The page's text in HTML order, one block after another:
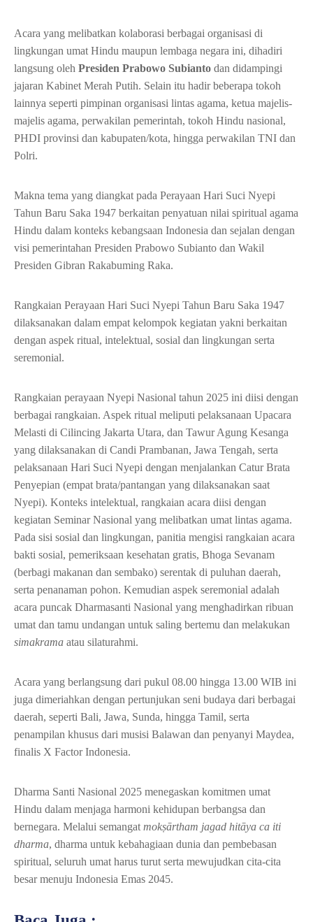
Acara yang melibatkan kolaborasi berbagai organisasi di
lingkungan umat Hindu maupun lembaga negara ini, dihadiri
langsung oleh Presiden Prabowo Subianto dan didampingi
jajaran Kabinet Merah Putih. Selain itu hadir beberapa tokoh
lainnya seperti pimpinan organisasi lintas agama, ketua majelis-
majelis agama, perwakilan pemerintah, tokoh Hindu nasional,
PHDI provinsi dan kabupaten/kota, hingga perwakilan TNI dan
Polri.
Makna tema yang diangkat pada Perayaan Hari Suci Nyepi
Tahun Baru Saka 1947 berkaitan penyatuan nilai spiritual agama
Hindu dalam konteks kebangsaan Indonesia dan sejalan dengan
visi pemerintahan Presiden Prabowo Subianto dan Wakil
Presiden Gibran Rakabuming Raka.
Rangkaian Perayaan Hari Suci Nyepi Tahun Baru Saka 1947
dilaksanakan dalam empat kelompok kegiatan yakni berkaitan
dengan aspek ritual, intelektual, sosial dan lingkungan serta
seremonial.
Rangkaian perayaan Nyepi Nasional tahun 2025 ini diisi dengan
berbagai rangkaian. Aspek ritual meliputi pelaksanaan Upacara
Melasti di Cilincing Jakarta Utara, dan Tawur Agung Kesanga
yang dilaksanakan di Candi Prambanan, Jawa Tengah, serta
pelaksanaan Hari Suci Nyepi dengan menjalankan Catur Brata
Penyepian (empat brata/pantangan yang dilaksanakan saat
Nyepi). Konteks intelektual, rangkaian acara diisi dengan
kegiatan Seminar Nasional yang melibatkan umat lintas agama.
Pada sisi sosial dan lingkungan, panitia mengisi rangkaian acara
bakti sosial, pemeriksaan kesehatan gratis, Bhoga Sevanam
(berbagi makanan dan sembako) serentak di puluhan daerah,
serta penanaman pohon. Kemudian aspek seremonial adalah
acara puncak Dharmasanti Nasional yang menghadirkan ribuan
umat dan tamu undangan untuk saling bertemu dan melakukan
simakrama atau silaturahmi.
Acara yang berlangsung dari pukul 08.00 hingga 13.00 WIB ini
juga dimeriahkan dengan pertunjukan seni budaya dari berbagai
daerah, seperti Bali, Jawa, Sunda, hingga Tamil, serta
penampilan khusus dari musisi Balawan dan penyanyi Maydea,
finalis X Factor Indonesia.
Dharma Santi Nasional 2025 menegaskan komitmen umat
Hindu dalam menjaga harmoni kehidupan berbangsa dan
bernegara. Melalui semangat mokṣārtham jagad hitāya ca iti
dharma, dharma untuk kebahagiaan dunia dan pembebasan
spiritual, seluruh umat harus turut serta mewujudkan cita-cita
besar menuju Indonesia Emas 2045.